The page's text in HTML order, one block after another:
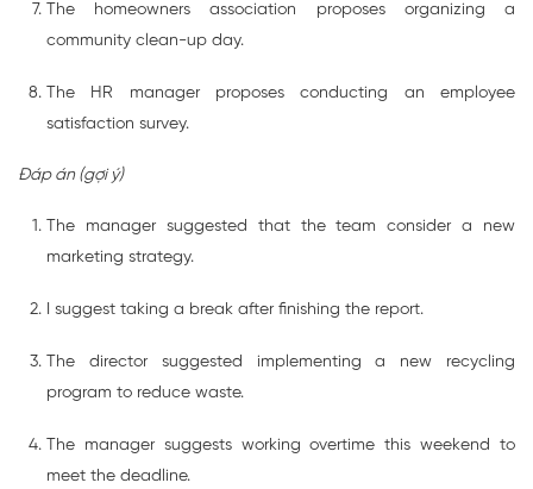
The homeowners association proposes organizing a
community clean-up day.
The HR manager proposes conducting an employee
satisfaction survey.
Đáp án (gợi ý)
The manager suggested that the team consider a new
marketing strategy.
I suggest taking a break after finishing the report.
The director suggested implementing a new recycling
program to reduce waste.
The manager suggests working overtime this weekend to
meet the deadline.